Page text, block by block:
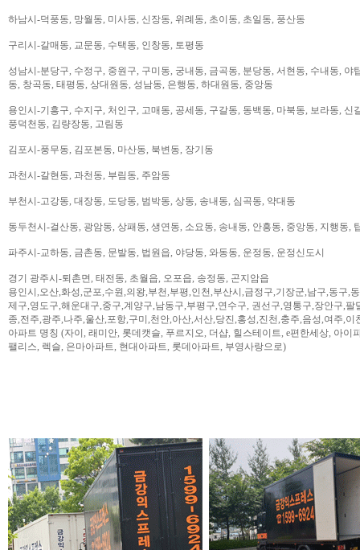
하남시-덕풍동, 망월동, 미사동, 신장동, 위례동, 초이동, 초일동, 풍산동
구리시-갈매동, 교문동, 수택동, 인창동, 토평동
성남시-분당구, 수정구, 중원구, 구미동, 궁내동, 금곡동, 분당동, 서현동, 수내동,
동, 창곡동, 태평동, 상대원동, 성남동, 은행동, 하대원동, 중앙동
용인시-기흥구, 수지구, 처인구, 고매동, 공세동, 구갈동, 동백동, 마북동, 보라동,
풍덕천동, 김량장동, 고림동
김포시-풍무동, 김포본동, 마산동, 북변동, 장기동
과천시-갈현동, 과천동, 부림동, 주암동
부천시-고강동, 대장동, 도당동, 범박동, 상동, 송내동, 심곡동, 약대동
동두천시-걸산동, 광암동, 상패동, 생연동, 소요동, 송내동, 안흥동, 중앙동, 지행동,
파주시-교하동, 금촌동, 문발동, 법원읍, 야당동, 와동동, 운정동, 운정신도시
경기 광주시-퇴촌면, 태전동, 초월읍, 오포읍, 송정동, 곤지암읍
용인시,오산,화성,군포,수원,의왕,부천,부평,인천,부산시,금정구,기장군,남구,동구,
제구,영도구,해운대구,중구,계양구,남동구,부평구,연수구, 권선구,영통구,장안구,
종,전주,광주,나주,울산,포항,구미,천안,아산,서산,당진,홍성,진천,충주,음성,여주,이
아파트 명칭 (자이, 래미안, 롯데캣슬, 푸르지오, 더샵, 힐스테이트, e편한세상, 아이
팰리스, 렉슬, 은마아파트, 현대아파트, 롯데아파트, 부영사랑으로)